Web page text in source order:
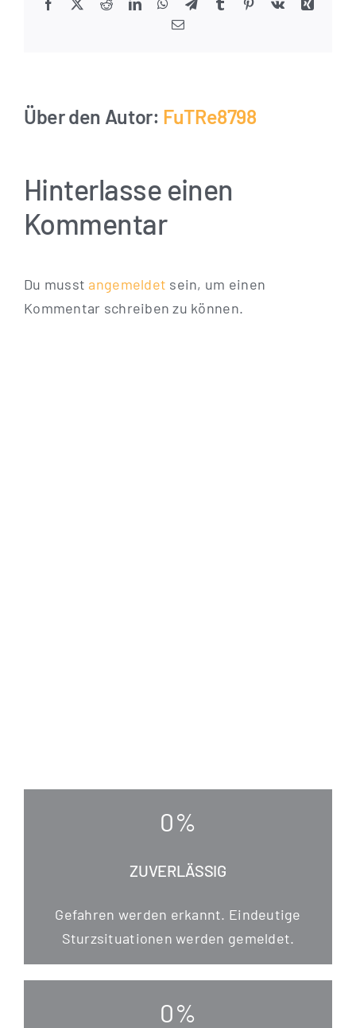
Facebook RedditLinkedInWhatsApp
TelegramTumblr Pinterest
Vk
Xing
E-
Über den Autor: FuTRe8798
Hinterlasse einen
Kommentar
Du musst angemeldet sein, um einen
Kommentar schreiben zu können.
0%
ZUVERLÄSSIG
Gefah­ren wer­den erkannt. Ein­deu­ti­ge
Sturz­si­tua­tio­nen wer­den gemeldet.
0%